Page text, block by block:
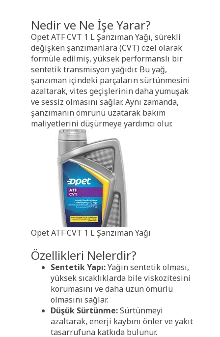
Nedir ve Ne İşe Yarar?
Opet ATF CVT 1 L Şanzıman Yağı, sürekli
değişken şanzımanlara (CVT) özel olarak
formüle edilmiş, yüksek performanslı bir
sentetik transmisyon yağıdır. Bu yağ,
şanzıman içindeki parçaların sürtünmesini
azaltarak, vites geçişlerinin daha yumuşak
ve sessiz olmasını sağlar. Aynı zamanda,
şanzımanın ömrünü uzatarak bakım
maliyetlerini düşürmeye yardımcı olur.
Opet ATF CVT 1 L Şanzıman Yağı
Özellikleri Nelerdir?
Sentetik Yapı:Yağın sentetik olması,
yüksek sıcaklıklarda bile viskozitesini
korumasını ve daha uzun ömürlü
olmasını sağlar.
Düşük Sürtünme:Sürtünmeyi
azaltarak, enerji kaybını önler ve yakıt
tasarrufuna katkıda bulunur.